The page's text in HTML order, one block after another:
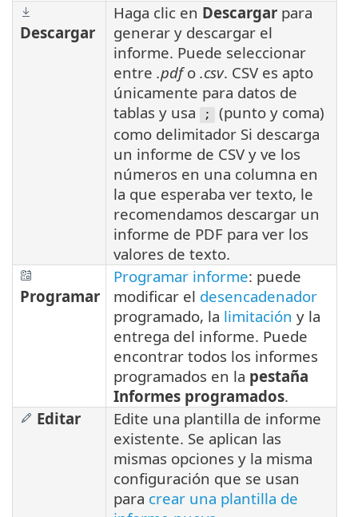
Descargar
Haga clic en Descargar para
generar y descargar el
informe. Puede seleccionar
entre .pdfo .csv. CSV es apto
únicamente para datos de
tablas y usa
;
(punto y coma)
como delimitador Si descarga
un informe de CSV y ve los
números en una columna en
la que esperaba ver texto, le
recomendamos descargar un
informe de PDF para ver los
valores de texto.
Programar
Programar informe: puede
modificar el desencadenador
programado, la limitación y la
entrega del informe. Puede
encontrar todos los informes
programados en la pestaña
Informes programados.
Editar
Edite una plantilla de informe
existente. Se aplican las
mismas opciones y la misma
configuración que se usan
para crear una plantilla de